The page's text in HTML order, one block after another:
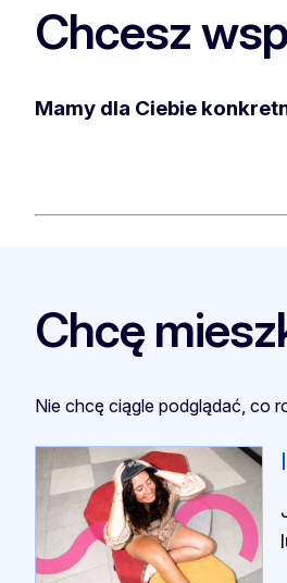
Chcesz
Mamy dla Ciebie
Chcę
Nie chcę ciągle podglądać, co